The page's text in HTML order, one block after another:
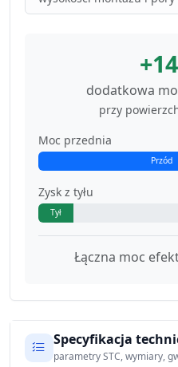
dodatkowa
przy
Moc przednia
Przód
Zysk z tyłu
Tył
Łączna moc
Specyfikacja
parametry STC, wymiary,